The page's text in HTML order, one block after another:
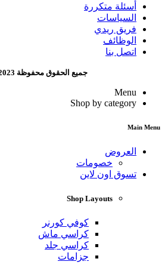
أسئلة متكررة
السياسات
فريق ريدي
الوظائف
اتصل بنا
جميع الحقوق محفوظة 2023_ ريدي
Menu
Shop by category
Main Menu
العروض
خصومات
تسوق اون لاين
Shop Layouts
كوفي كورنر
كراسي ماش
كراسي جلد
جزامات